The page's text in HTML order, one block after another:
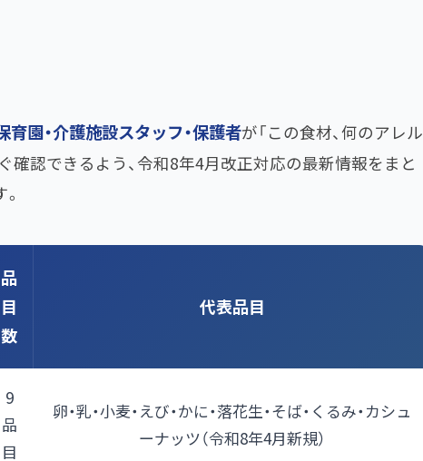
育園・介護施設スタッフ・保護者が「この食材、何のアレル
確認できるよう、令和8年4月改正対応の最新情報をまと
品
目
数
代表品目
9
品
目
卵・乳・小麦・えび・かに・落花生・そば・くるみ・カシュ
ーナッツ（令和8年4月新規）